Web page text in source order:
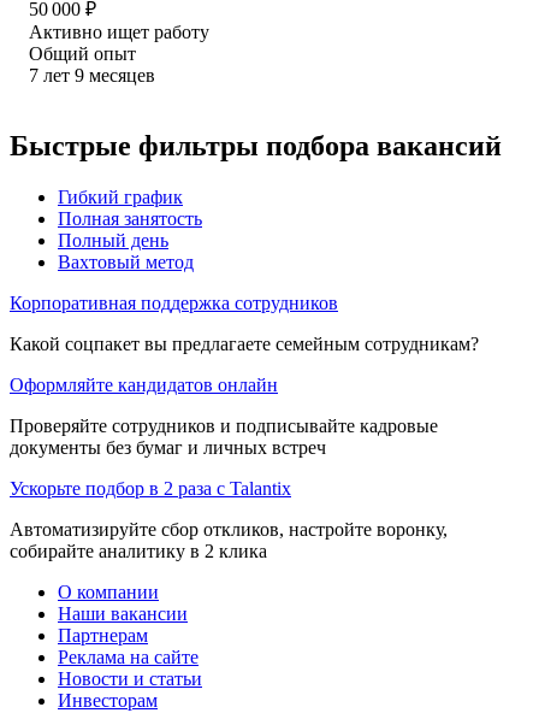
50 000 ₽
Активно ищет работу
Общий опыт
7 лет 9 месяцев
Быстрые фильтры подбора вакансий
Гибкий график
Полная занятость
Полный день
Вахтовый метод
Корпоративная поддержка сотрудников
Какой соцпакет вы предлагаете семейным сотрудникам?
Оформляйте кандидатов онлайн
Проверяйте сотрудников и подписывайте кадровые
документы без бумаг и личных встреч
Ускорьте подбор в 2 раза с Talantix
Автоматизируйте сбор откликов, настройте воронку,
собирайте аналитику в 2 клика
О компании
Наши вакансии
Партнерам
Реклама на сайте
Новости и статьи
Инвесторам